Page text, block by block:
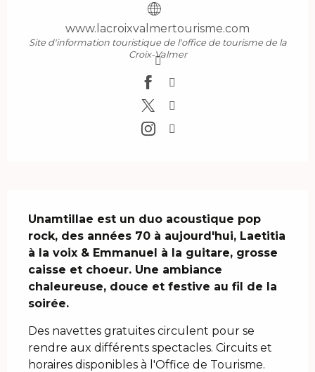
www.lacroixvalmertourisme.com
Site d'information touristique de l'office de tourisme de la
Croix-Valmer
Unamtillae est un duo acoustique pop
rock, des années 70 à aujourd'hui, Laetitia
à la voix & Emmanuel à la guitare, grosse
caisse et choeur. Une ambiance
chaleureuse, douce et festive au fil de la
soirée.
Des navettes gratuites circulent pour se
rendre aux différents spectacles. Circuits et
horaires disponibles à l'Office de Tourisme.